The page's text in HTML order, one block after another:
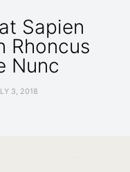
Sapien
Rhoncus
Nunc
3, 2018